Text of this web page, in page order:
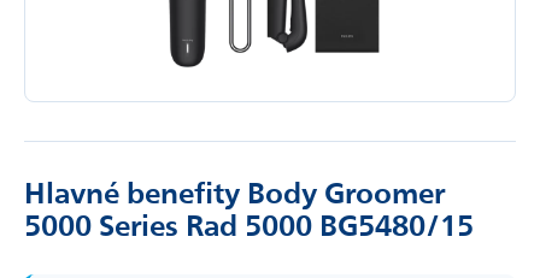
Hlavné benefity Body Groomer
5000 Series Rad 5000 BG5480/15